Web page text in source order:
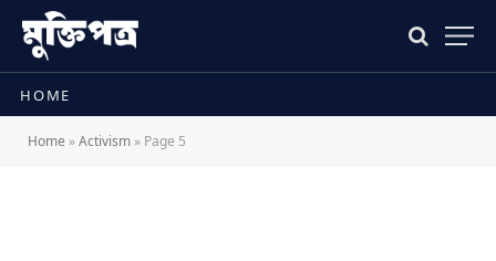
HOME
Home »Activism » Page 5